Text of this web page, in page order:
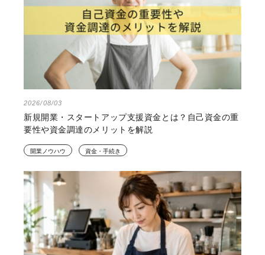
2026/08/03
新規開業・スタートアップ支援資金とは？自己資金の重
要性や資金調達のメリットを解説
開業ノウハウ 資金・手続き